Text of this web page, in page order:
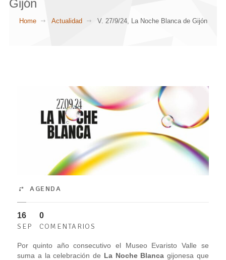
Gijón
Home Actualidad V. 27/9/24, La Noche Blanca de Gijón
AGENDA
16
SEP
0
COMENTARIOS
Por quinto año consecutivo el Museo Evaristo Valle se
suma a la celebración de La Noche Blanca gijonesa que